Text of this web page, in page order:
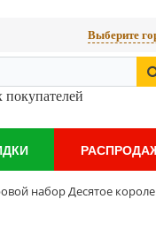
Выберите
покупателей
набор Десятое